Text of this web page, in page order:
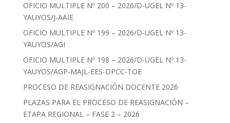
OFICIO MULTIPLE Nº 200 – 2026/D-UGEL Nº 13-
YAUYOS/J-AAIE
OFICIO MULTIPLE Nº 199 – 2026/D-UGEL Nº 13-
YAUYOS/AGI
OFICIO MULTIPLE Nº 198 – 2026/D-UGEL Nº 13-
YAUYOS/AGP-MAJL-EES-DPCC-TOE
PROCESO DE REASIGNACIÓN DOCENTE 2026
PLAZAS PARA EL PROCESO DE REASIGNACIÓN –
ETAPA REGIONAL – FASE 2 – 2026